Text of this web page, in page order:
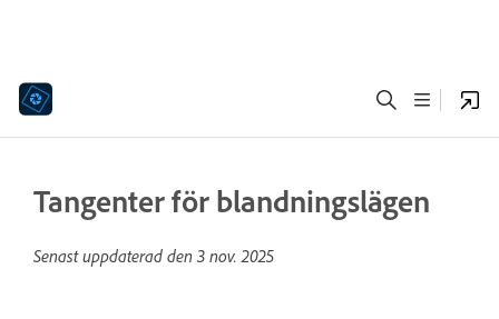
Tangenter för blandningslägen
Senast uppdaterad den 3 nov. 2025